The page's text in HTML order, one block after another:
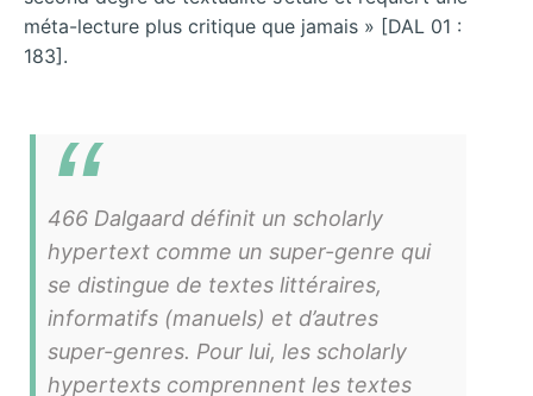
méta-lecture plus critique que jamais » [DAL 01 :
183].
466 Dalgaard définit un scholarly
hypertext comme un super-genre qui
se distingue de textes littéraires,
informatifs (manuels) et d’autres
super-genres. Pour lui, les scholarly
hypertexts comprennent les textes